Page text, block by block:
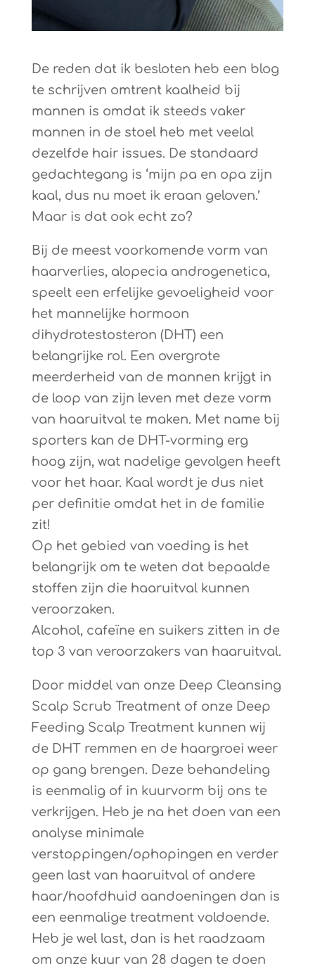
De reden dat ik besloten heb een blog
te schrijven omtrent kaalheid bij
mannen is omdat ik steeds vaker
mannen in de stoel heb met veelal
dezelfde hair issues. De standaard
gedachtegang is ‘mijn pa en opa zijn
kaal, dus nu moet ik eraan geloven.’
Maar is dat ook echt zo?
Bij de meest voorkomende vorm van
haarverlies, alopecia androgenetica,
speelt een erfelijke gevoeligheid voor
het mannelijke hormoon
dihydrotestosteron (DHT) een
belangrijke rol. Een overgrote
meerderheid van de mannen krijgt in
de loop van zijn leven met deze vorm
van haaruitval te maken. Met name bij
sporters kan de DHT-vorming erg
hoog zijn, wat nadelige gevolgen heeft
voor het haar. Kaal wordt je dus niet
per definitie omdat het in de familie
zit!
Op het gebied van voeding is het
belangrijk om te weten dat bepaalde
stoffen zijn die haaruitval kunnen
veroorzaken.
Alcohol, cafeïne en suikers zitten in de
top 3 van veroorzakers van haaruitval.
Door middel van onze Deep Cleansing
Scalp Scrub Treatment of onze Deep
Feeding Scalp Treatment kunnen wij
de DHT remmen en de haargroei weer
op gang brengen. Deze behandeling
is eenmalig of in kuurvorm bij ons te
verkrijgen. Heb je na het doen van een
analyse minimale
verstoppingen/ophopingen en verder
geen last van haaruitval of andere
haar/hoofdhuid aandoeningen dan is
een eenmalige treatment voldoende.
Heb je wel last, dan is het raadzaam
om onze kuur van 28 dagen te doen